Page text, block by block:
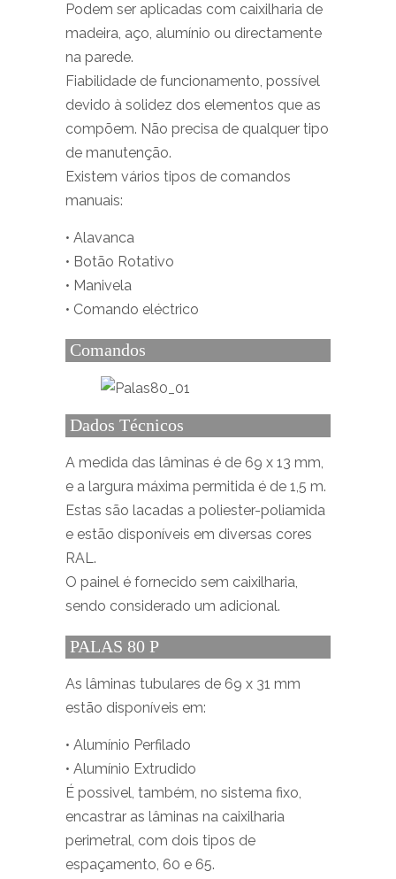
Podem ser aplicadas com caixilharia de
madeira, aço, alumínio ou directamente
na parede.
Fiabilidade de funcionamento, possível
devido à solidez dos elementos que as
compõem. Não precisa de qualquer tipo
de manutenção.
Existem vários tipos de comandos
manuais:
• Alavanca
• Botão Rotativo
• Manivela
• Comando eléctrico
Comandos
Dados Técnicos
A medida das lâminas é de 69 x 13 mm,
e a largura máxima permitida é de 1,5 m.
Estas são lacadas a poliester-poliamida
e estão disponíveis em diversas cores
RAL.
O painel é fornecido sem caixilharia,
sendo considerado um adicional.
PALAS 80 P
As lâminas tubulares de 69 x 31 mm
estão disponíveis em:
• Alumínio Perfilado
• Alumínio Extrudido
É possivel, também, no sistema fixo,
encastrar as lâminas na caixilharia
perimetral, com dois tipos de
espaçamento, 60 e 65.